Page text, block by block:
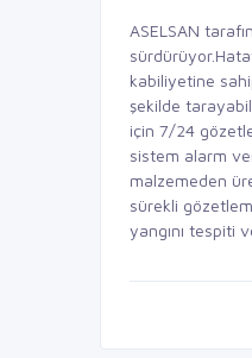
ASELSAN
kabiliyetine
şekilde
için 7/24
sistem alarm
malzemeden
sürekli
yangını tespiti